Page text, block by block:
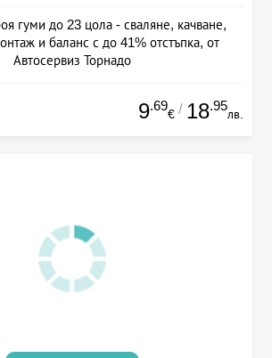
гуми до 23 цола - сваляне, качване,
и баланс с до 41% отстъпка, от
Автосервиз Торнадо
9.69
€ / 18.95
лв.